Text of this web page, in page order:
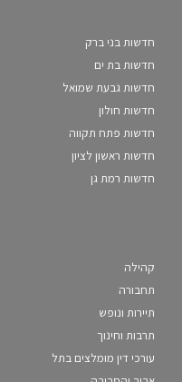
חדשות בני ברק
חדשות בת ים
חדשות גבעת שמואל
חדשות חולון
חדשות פתח תקווה
חדשות ראשון לציון
חדשות רמת גן
קהילה
תחבורה
תיירות ונופש
תרבות וחינוך
עורכי דין מומלצים בתל